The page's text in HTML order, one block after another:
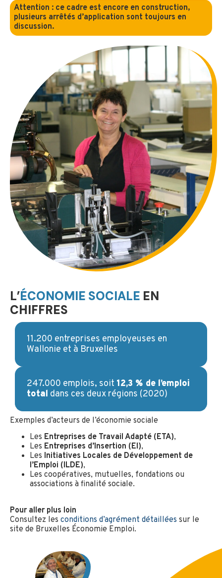
Attention : ce cadre est encore en construction,
plusieurs arrêtés d’application sont toujours en
discussion.
L’ÉCONOMIE SOCIALE EN
CHIFFRES
11.200 entreprises employeuses en
Wallonie et à Bruxelles
247.000 emplois, soit 12,3 % de l’emploi
total dans ces deux régions (2020)
Exemples d’acteurs de l’économie sociale
Les Entreprises de Travail Adapté (ETA),
Les Entreprises d’Insertion (EI),
Les Initiatives Locales de Développement de
l’Emploi (ILDE),
Les coopératives, mutuelles, fondations ou
associations à finalité sociale.
Pour aller plus loin
Consultez les conditions d’agrément détaillées sur le
site de Bruxelles Économie Emploi.